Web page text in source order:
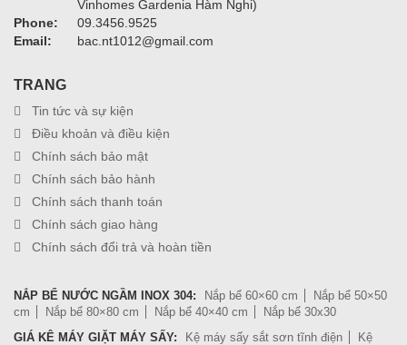
Vinhomes Gardenia Hàm Nghi)
Phone:
09.3456.9525
Email:
bac.nt1012@gmail.com
TRANG
Tin tức và sự kiện
Điều khoản và điều kiện
Chính sách bảo mật
Chính sách bảo hành
Chính sách thanh toán
Chính sách giao hàng
Chính sách đổi trả và hoàn tiền
NẮP BỂ NƯỚC NGẦM INOX 304: Nắp bể 60×60 cm
Nắp bể 50×50
cm
Nắp bể 80×80 cm Nắp bể 40×40 cm
Nắp bể 30x30
GIÁ KÊ MÁY GIẶT MÁY SẤY:
Kệ máy sấy sắt sơn tĩnh điện
Kệ